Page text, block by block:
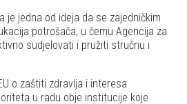
je jedna od ideja da se zajedničkim
potrošača, u čemu Agencija za
sudjelovati i pružiti stručnu i
o zaštiti zdravlja i interesa
u radu obje institucije koje